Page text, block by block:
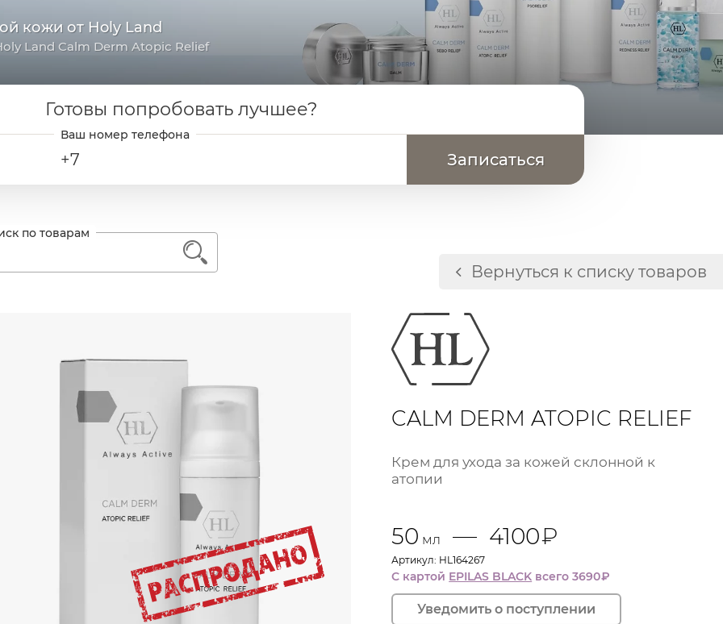
кожи от Holy Land
Land Calm Derm Atopic Relief
Готовы попробовать лучшее?
+7
и уменьшение раздражения и воспаленности кожи
содержит как препараты для домашнего ухода, так и для профессиональных процедур, а
специальные препараты для лечения кожных заболеваний
Вернуться к списку товаров
1
CALM DERM ATOPIC RELIEF
Крем для ухода за кожей склонной к
атопии
50 мл 4100₽
Артикул: HL164267
С картой EPILAS BLACK всего 3690₽